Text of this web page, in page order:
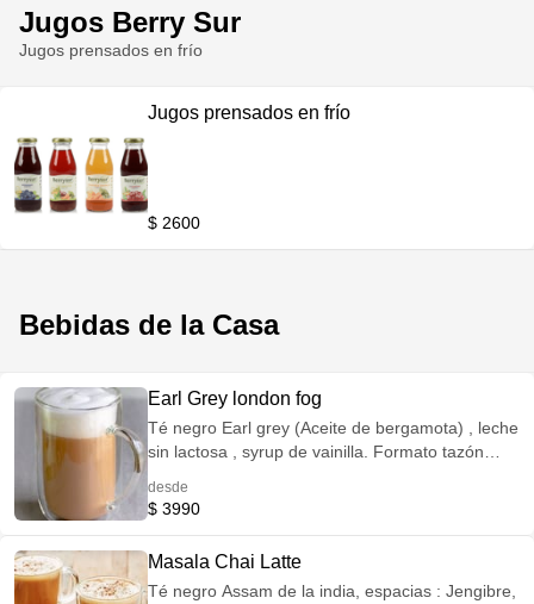
Jugos Berry Sur
Jugos prensados en frío
Jugos prensados en frío
$ 2600
Bebidas de la Casa
Earl Grey london fog
Té negro Earl grey (Aceite de bergamota) , leche
sin lactosa , syrup de vainilla. Formato tazón
desde
$ 3990
Masala Chai Latte
Té negro Assam de la india, espacias : Jengibre,